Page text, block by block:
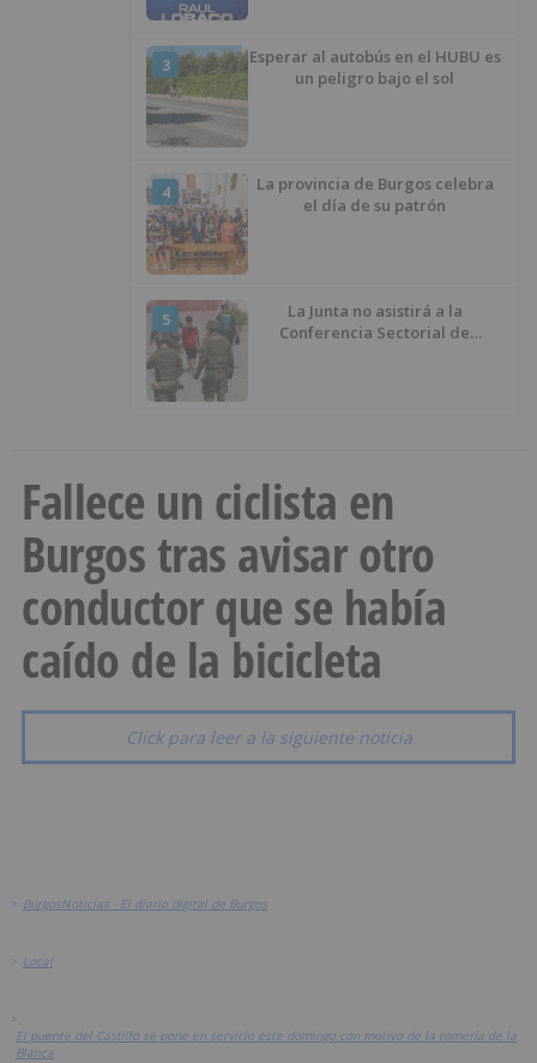
3
Esperar al autobús en el HUBU es
un peligro bajo el sol
4
La provincia de Burgos celebra
el día de su patrón
5
La Junta no asistirá a la
Conferencia Sectorial de
Fallece un ciclista en
Burgos tras avisar otro
conductor que se había
caído de la bicicleta
Click para leer a la siguiente noticia
> BurgosNoticias - El diario digital de Burgos
> Local
>
El puente del Castillo se pone en servicio este domingo con motivo de la romería de la
Blanca